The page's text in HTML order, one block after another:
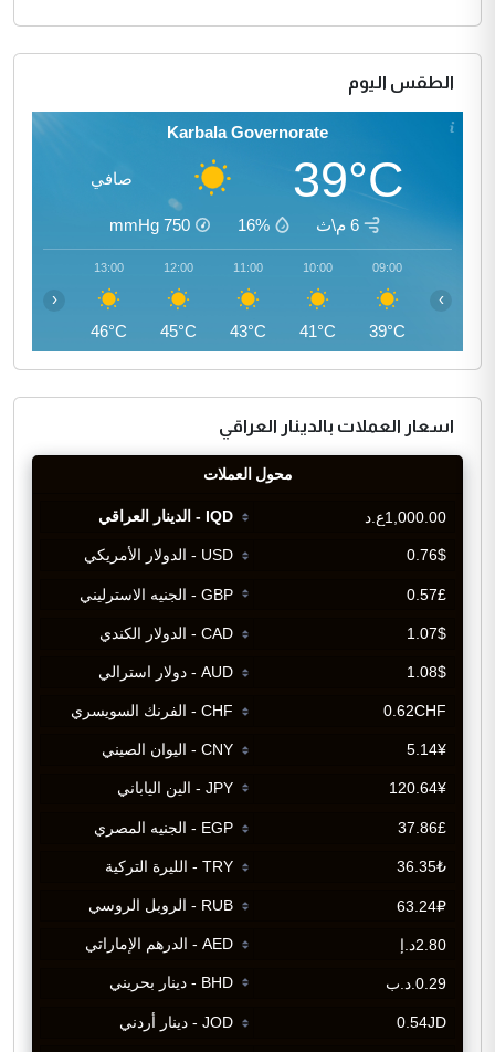
الطقس اليوم
Karbala Governorate
39°C صافي
6 م\ث 16%
750
mmHg
09:00
39°C
10:00
41°C
11:00
43°C
12:00
45°C
13:00
46°C
‹ ›
اسعار العملات بالدينار العراقي